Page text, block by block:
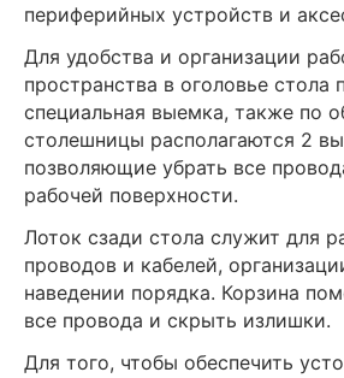
периферийных устройств и
Для удобства и организации
пространства в оголовье стола
специальная выемка, также по
столешницы располагаются 2
позволяющие убрать все
рабочей поверхности.
Лоток сзади стола служит для
проводов и кабелей,
наведении порядка. Корзина
все провода и скрыть излишки.
Для того, чтобы обеспечить